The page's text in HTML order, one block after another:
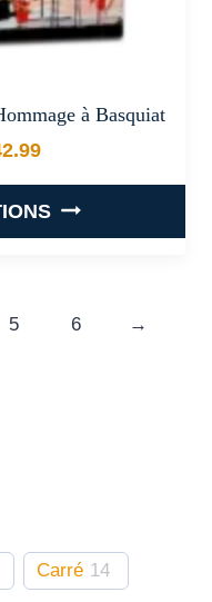
à Basquiat
de prix : €49.99 à
5 6 →
Carré 14